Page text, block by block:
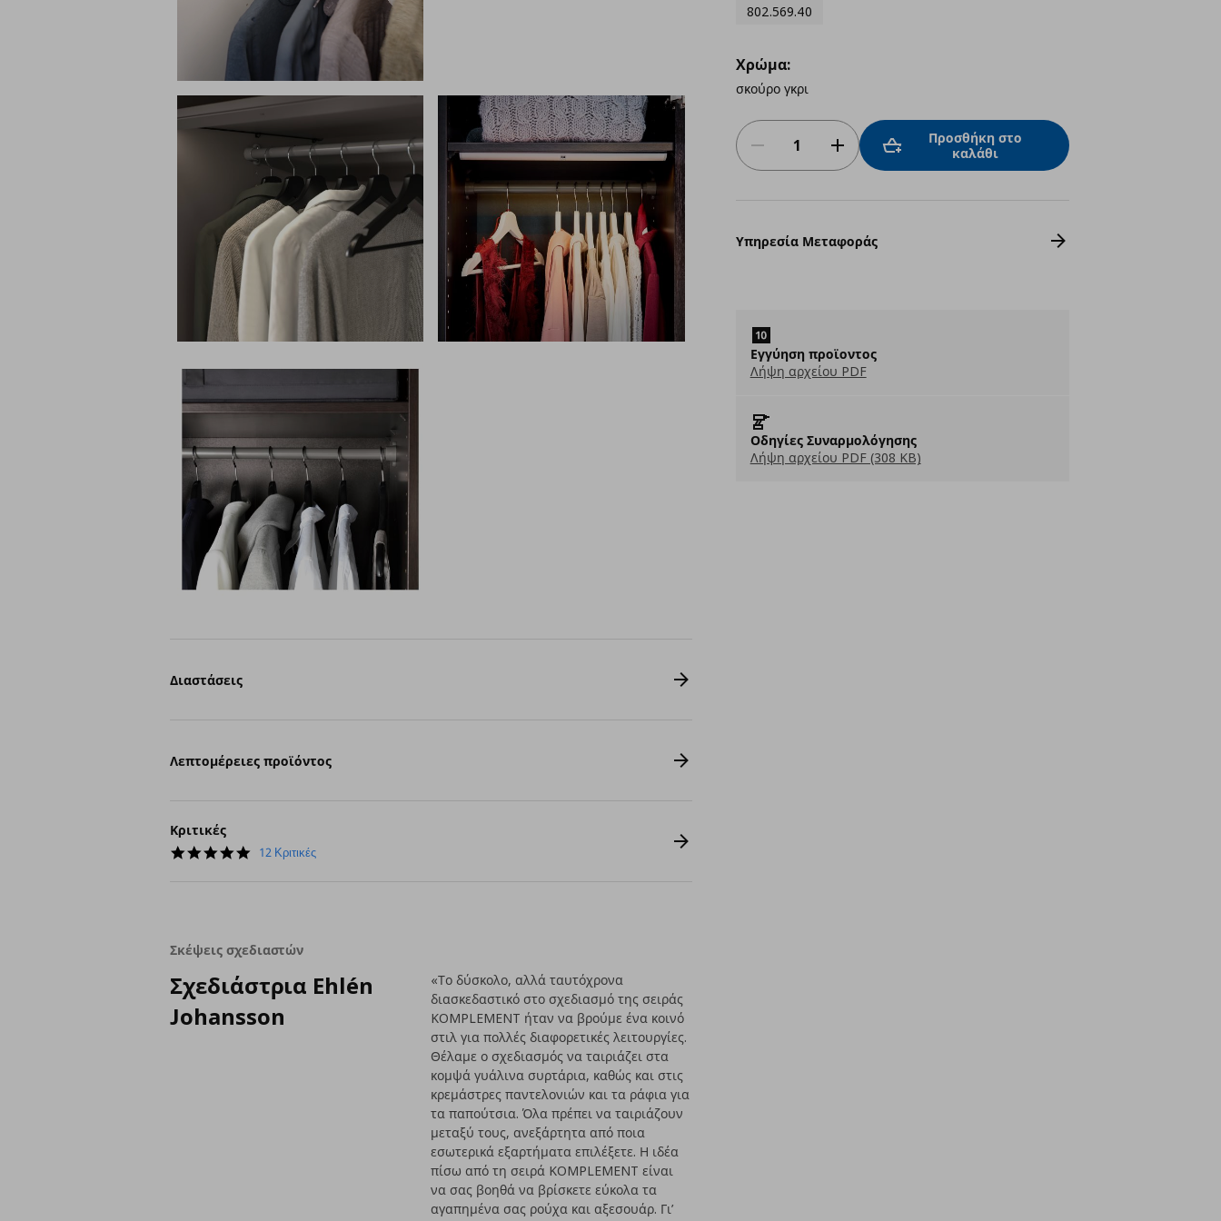
802.569.40
Χρώμα:
σκούρο γκρι
Προσθήκη στο
καλάθι
Υπηρεσία Μεταφοράς
Εγγύηση προϊοντος
Λήψη αρχείου PDF
Οδηγίες Συναρμολόγησης
Λήψη αρχείου PDF (308 KB)
Διαστάσεις
Λεπτομέρειες προϊόντος
Κριτικές
4.8
12 Κριτικές
Σκέψεις σχεδιαστών
Σχεδιάστρια Ehlén
Johansson
«Το δύσκολο, αλλά ταυτόχρονα
διασκεδαστικό στο σχεδιασμό της σειράς
KOMPLEMENT ήταν να βρούμε ένα κοινό
στιλ για πολλές διαφορετικές λειτουργίες.
Θέλαμε ο σχεδιασμός να ταιριάζει στα
κομψά γυάλινα συρτάρια, καθώς και στις
κρεμάστρες παντελονιών και τα ράφια για
τα παπούτσια. Όλα πρέπει να ταιριάζουν
μεταξύ τους, ανεξάρτητα από ποια
εσωτερικά εξαρτήματα επιλέξετε. Η ιδέα
πίσω από τη σειρά KOMPLEMENT είναι
να σας βοηθά να βρίσκετε εύκολα τα
αγαπημένα σας ρούχα και αξεσουάρ. Γι’